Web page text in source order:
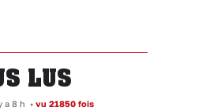
LUS
a 8 h • vu 21850 fois